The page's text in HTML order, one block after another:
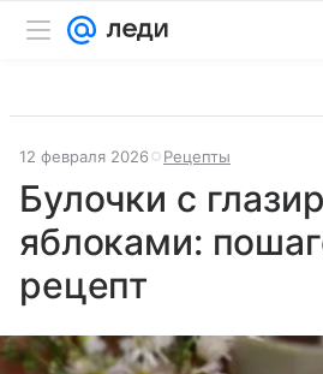
12 февраля 2026 Рецепты
Булочки с
яблоками:
рецепт